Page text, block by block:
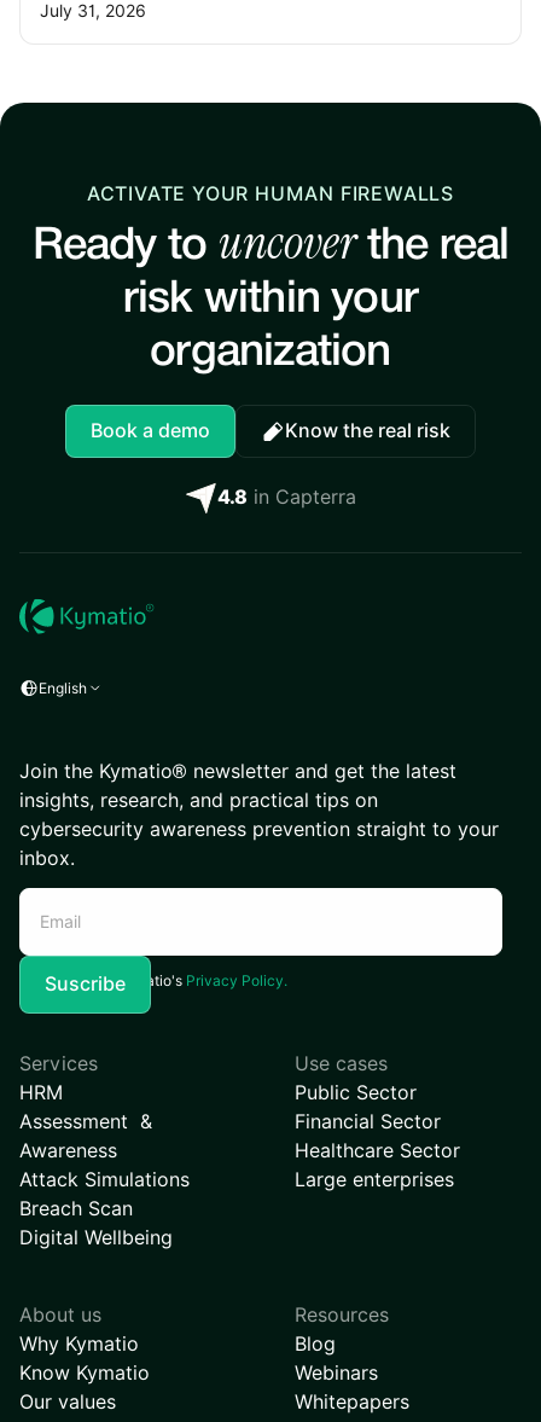
July 31, 2026
ACTIVATE YOUR HUMAN FIREWALLS
Ready to uncoverthe real
risk within your
organization
Book a demo Know the real risk
4.8 in Capterra
English
Join the Kymatio® newsletter and get the latest
insights, research, and practical tips on
cybersecurity awareness prevention straight to your
inbox.
I agree to Kymatio's Privacy Policy.
Services
HRM
Assessment &
Awareness
Attack Simulations
Breach Scan
Digital Wellbeing
Use cases
Public Sector
Financial Sector
Healthcare Sector
Large enterprises
About us
Why Kymatio
Know Kymatio
Our values
Resources
Blog
Webinars
Whitepapers